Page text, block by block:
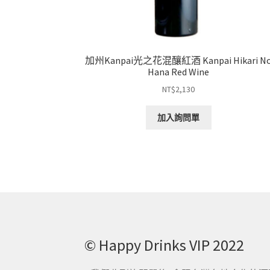
加州Kanpai光之花混釀紅酒 Kanpai Hikari
Hana Red Wine
NT$2,130
加入詢問單
© Happy Drinks VIP 2022